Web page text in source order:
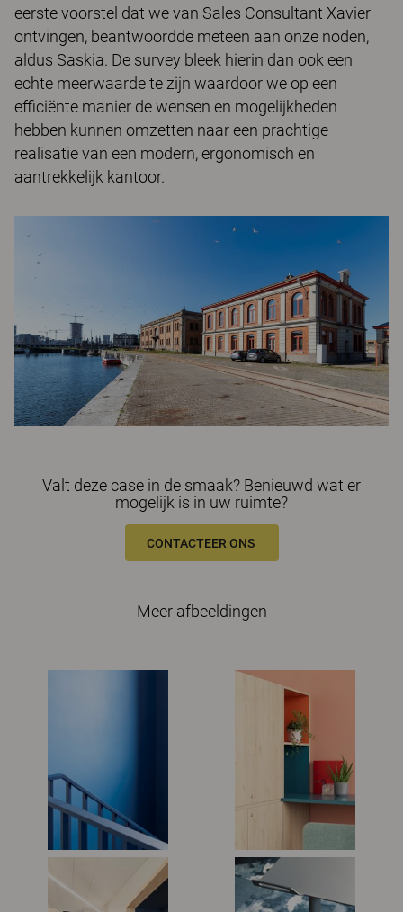
eerste voorstel dat we van Sales Consultant Xavier
ontvingen, beantwoordde meteen aan onze noden,
aldus Saskia. De survey bleek hierin dan ook een
echte meerwaarde te zijn waardoor we op een
efficiënte manier de wensen en mogelijkheden
hebben kunnen omzetten naar een prachtige
realisatie van een modern, ergonomisch en
aantrekkelijk kantoor.
Valt deze case in de smaak? Benieuwd wat er
mogelijk is in uw ruimte?
CONTACTEER ONS
Meer afbeeldingen